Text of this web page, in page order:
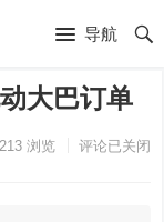
导航
大巴订单
213浏览 评论已关闭